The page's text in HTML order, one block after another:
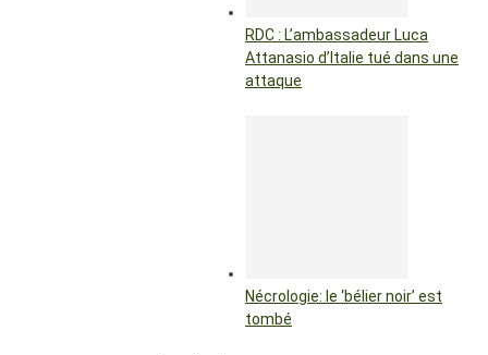
RDC : L’ambassadeur Luca
Attanasio d’Italie tué dans une
attaque
Nécrologie: le ‘bélier noir’ est
tombé